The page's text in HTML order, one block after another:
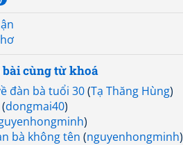
bài cùng từ khoá
đàn bà tuổi 30(Tạ Thăng Hùng)
(dongmai40)
)
bà không tên (nguyenhongminh)